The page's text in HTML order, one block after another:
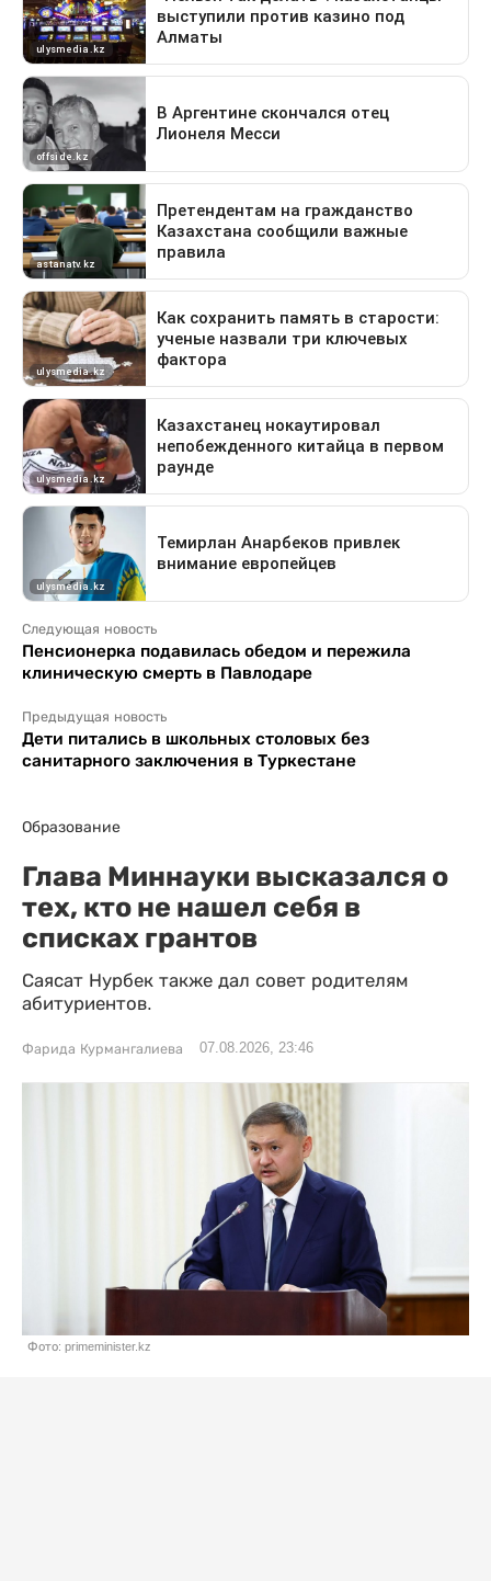
Следующая новость
Пенсионерка подавилась обедом и пережила
клиническую смерть в Павлодаре
Предыдущая новость
Дети питались в школьных столовых без
санитарного заключения в Туркестане
Образование
Глава Миннауки высказался о
тех, кто не нашел себя в
списках грантов
Саясат Нурбек также дал совет родителям
абитуриентов.
Фарида Курмангалиева 07.08.2026, 23:46
Фото: primeminister.kz